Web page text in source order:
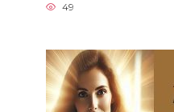
49